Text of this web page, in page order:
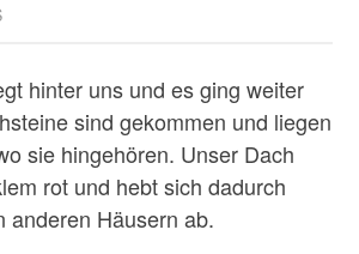
hinter uns und es ging weiter
sind gekommen und liegen
sie hingehören. Unser Dach
rot und hebt sich dadurch
anderen Häusern ab.